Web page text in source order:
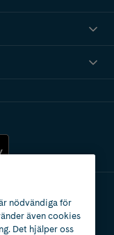
nödvändiga för
även cookies
Det hjälper oss